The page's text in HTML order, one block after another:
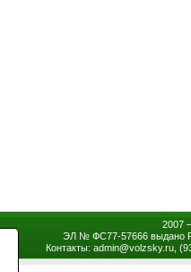
2007
ЭЛ № ФС77-57666 выдано
Контакты: admin@volzsky.ru,